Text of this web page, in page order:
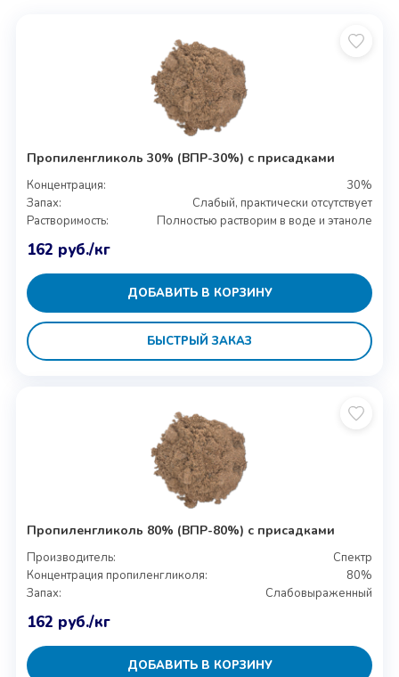
Пропиленгликоль 30% (ВПР-30%) с присадками
Концентрация:
30%
Запах:
Слабый, практически отсутствует
Растворимость:
Полностью растворим в воде и этаноле
162 руб./кг
ДОБАВИТЬ В КОРЗИНУ
БЫСТРЫЙ ЗАКАЗ
Пропиленгликоль 80% (ВПР-80%) с присадками
Производитель:
Спектр
Концентрация пропиленгликоля:
80%
Запах:
Слабовыраженный
162 руб./кг
ДОБАВИТЬ В КОРЗИНУ